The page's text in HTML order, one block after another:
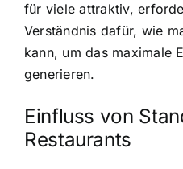
für viele attraktiv,
Verständnis dafür, wie
kann, um das maximale
generieren.
Einfluss von
Restaurants